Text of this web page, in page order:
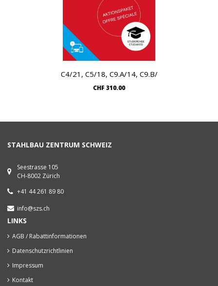
C4/21, C5/18, C9.A/14, C9.B/
CHF 310.00
STAHLBAU ZENTRUM SCHWEIZ
Seestrasse 105
CH-8002 Zürich
+41 44 261 89 80
info@szs.ch
LINKS
AGB / Rabattinformationen
Datenschutzrichtlinien
Impressum
Kontakt